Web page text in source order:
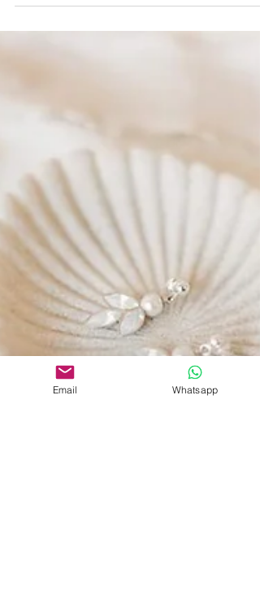
Ganztagsreportage in Schlössern und Villen -
Email Whatsapp